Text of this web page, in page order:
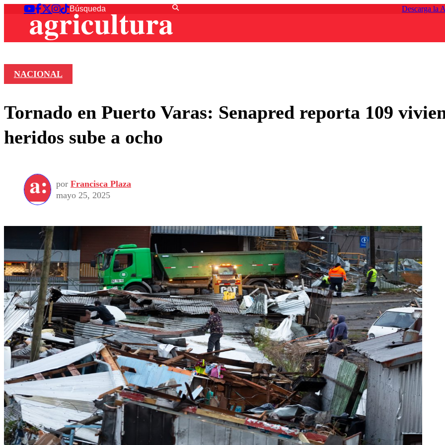
Descarga la
NACIONAL
Tornado en Puerto Varas: Senapred reporta 109
heridos sube a ocho
por Francisca Plaza
mayo 25, 2025